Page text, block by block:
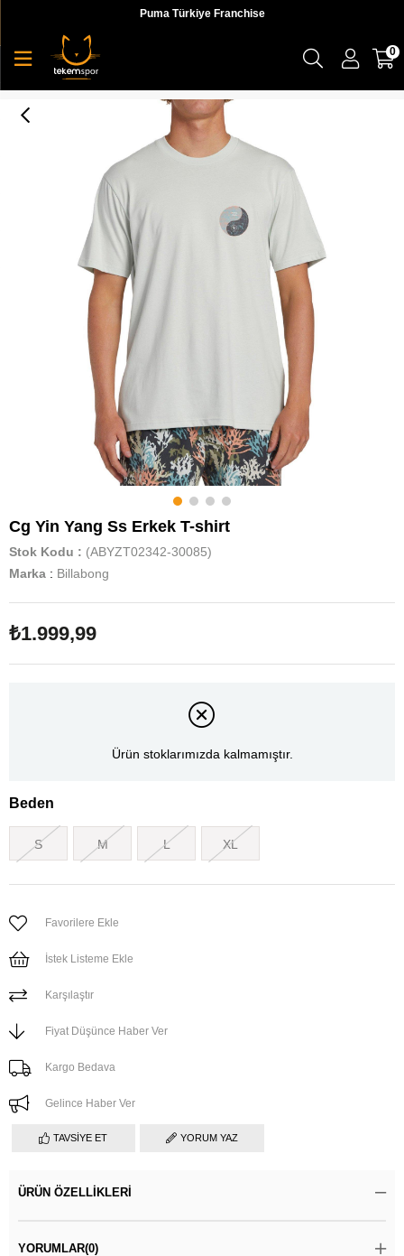
Puma Türkiye Franchise
0
Cg Yin Yang Ss Erkek T-shirt
Stok Kodu
(ABYZT02342-30085)
Marka : Billabong
₺1.999,99
Ürün stoklarımızda kalmamıştır.
Beden
S M L XL
Favorilere Ekle
İstek Listeme Ekle
Karşılaştır
Fiyat Düşünce Haber Ver
Kargo Bedava
Gelince Haber Ver
TAVSIYE ET YORUM YAZ
ÜRÜN ÖZELLIKLERI
YORUMLAR(0)